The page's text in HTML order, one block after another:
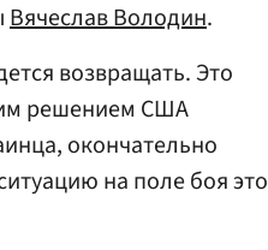
Вячеслав Володин.
возвращать. Это
решением США
окончательно
на поле боя это